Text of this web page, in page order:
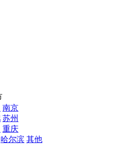
南京
苏州
重庆
哈尔滨 其他